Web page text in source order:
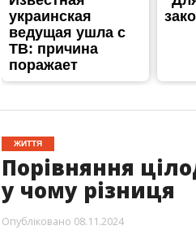
ЖИТТЯ
Порівняння
у чому різниця
Опубліковано 08.11.2024